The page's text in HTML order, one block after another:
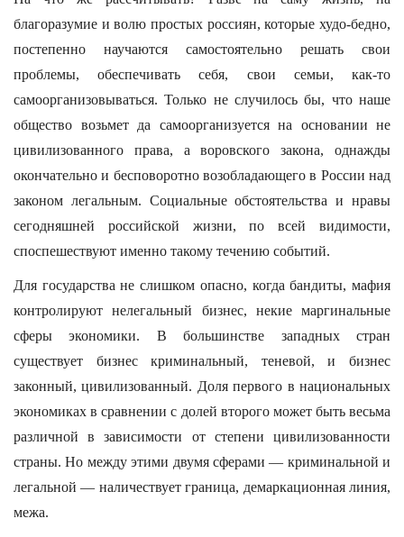
благоразумие и волю простых россиян, которые худо-бедно,
постепенно научаются самостоятельно решать свои
проблемы, обеспечивать себя, свои семьи, как-то
самоорганизовываться. Только не случилось бы, что наше
общество возьмет да самоорганизуется на основании не
цивилизованного права, а воровского закона, однажды
окончательно и бесповоротно возобладающего в России над
законом легальным. Социальные обстоятельства и нравы
сегодняшней российской жизни, по всей видимости,
споспешествуют именно такому течению событий.
Для государства не слишком опасно, когда бандиты, мафия
контролируют нелегальный бизнес, некие маргинальные
сферы экономики. В большинстве западных стран
существует бизнес криминальный, теневой, и бизнес
законный, цивилизованный. Доля первого в национальных
экономиках в сравнении с долей второго может быть весьма
различной в зависимости от степени цивилизованности
страны. Но между этими двумя сферами — криминальной и
легальной — наличествует граница, демаркационная линия,
межа.